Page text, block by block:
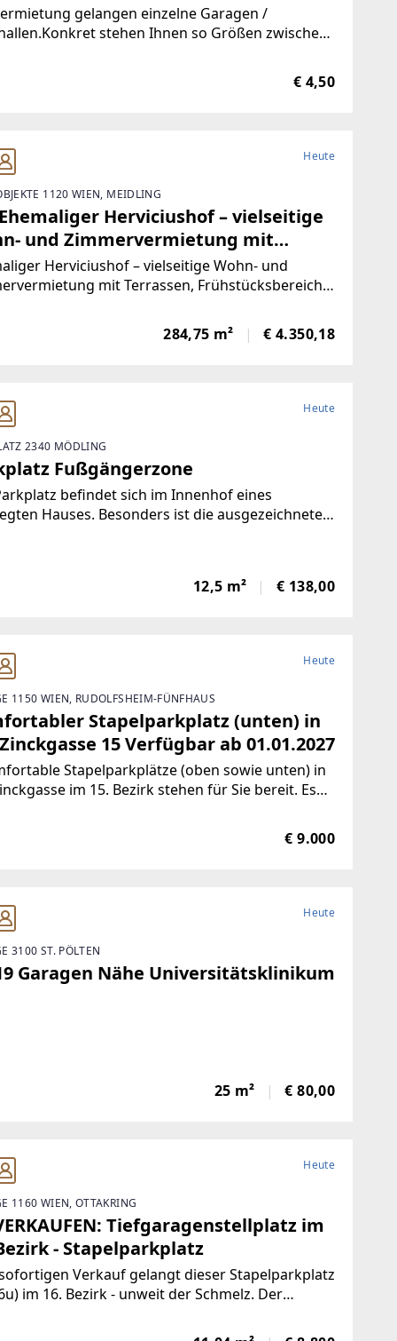
gelangen einzelne Garagen /
stehen Ihnen so Größen zwischen
ist dank Einfahrtstoren gegeben. Garagen- /€ 4,50
Heute
1120 WIEN, MEIDLING
Herviciushof – vielseitige
und Zimmervermietung mit
Frühstücksbereich und starker
in 1120 Wien ***
Herviciushof – vielseitige Wohn- und
mit Terrassen, Frühstücksbereich
21, 1120 Wien, präsentiert sich der
Herviciushof als außergewöhnliches
284,75 m² € 4.350,18
Heute
2340 MÖDLING
Fußgängerzone
befindet sich im Innenhof eines
Hauses. Besonders ist die ausgezeichnete
12,5 m²
€ 138,00
Heute
1150 WIEN, RUDOLFSHEIM-FÜNFHAUS
Stapelparkplatz (unten) in
15 Verfügbar ab 01.01.2027
Stapelparkplätze (oben sowie unten) in
im 15. Bezirk stehen für Sie bereit. Es
€ 9.000
Heute
3100 ST. PÖLTEN
Garagen Nähe Universitätsklinikum
25 m² € 80,00
Heute
1160 WIEN, OTTAKRING
Tiefgaragenstellplatz im
- Stapelparkplatz
Verkauf gelangt dieser Stapelparkplatz
im 16. Bezirk - unweit der Schmelz. Der
erbaut wurde und ist aktuell vermietet.Die